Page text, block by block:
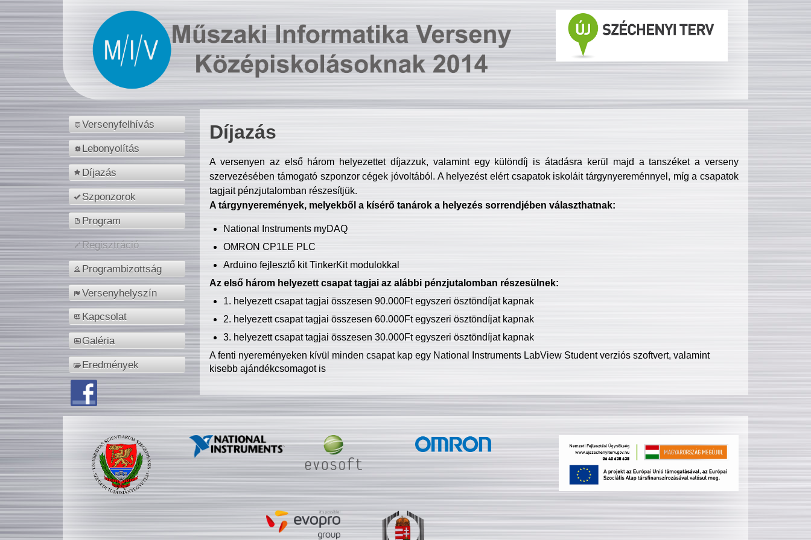
Versenyfelhívás
Lebonyolítás
Díjazás
Szponzorok
Program
Regisztráció
Programbizottság
Versenyhelyszín
Kapcsolat
Galéria
Eredmények
Díjazás
A versenyen az első három helyezettet díjazzuk, valamint egy különdíj is átadásra kerül majd a tanszéket a verseny
szervezésében támogató szponzor cégek jóvoltából. A helyezést elért csapatok iskoláit tárgynyereménnyel, míg a csapatok
tagjait pénzjutalomban részesítjük.
A tárgynyeremények, melyekből a kísérő tanárok a helyezés sorrendjében választhatnak:
National Instruments myDAQ
OMRON CP1LE PLC
Arduino fejlesztő kit TinkerKit modulokkal
Az első három helyezett csapat tagjai az alábbi pénzjutalomban részesülnek:
1. helyezett csapat tagjai összesen 90.000Ft egyszeri ösztöndíjat kapnak
2. helyezett csapat tagjai összesen 60.000Ft egyszeri ösztöndíjat kapnak
3. helyezett csapat tagjai összesen 30.000Ft egyszeri ösztöndíjat kapnak
A fenti nyereményeken kívül minden csapat kap egy National Instruments LabView Student verziós szoftvert, valamint
kisebb ajándékcsomagot is